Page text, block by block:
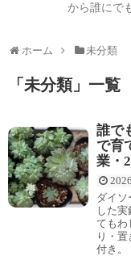
から誰にで
ホーム 未分類
「 未分類」 一覧
誰で
で育
業・
ダイソ
した
てもわ
り・
付き。